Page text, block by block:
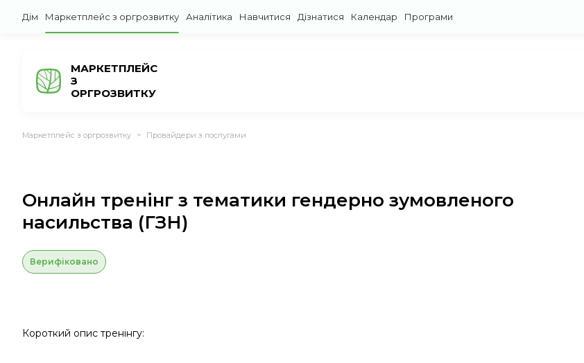
Дім Маркетплейс з оргрозвитку Аналітика Навчитися Дізнатися Календар Програми
МАРКЕТПЛЕЙС
З
ОРГРОЗВИТКУ
Маркетплейс з оргрозвитку > Провайдери з послугами
Онлайн тренінг з тематики гендерно зумовленого
насильства (ГЗН)
Верифіковано
Короткий опис тренінгу: